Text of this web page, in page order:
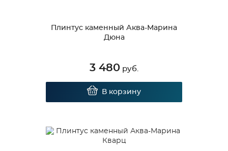
Плинтус каменный Аква-Марина
Дюна
3 480 руб.
В корзину